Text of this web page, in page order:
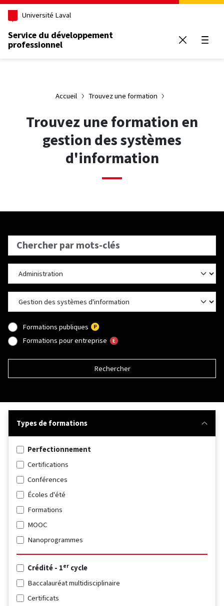
Aller au contenu principal
Université Laval
Service du développement
professionnel
Accueil Trouvez une formation
Trouvez une formation en
gestion des systèmes
d'information
Formations publiques
Formations pour entreprise
Rechercher
Types de formations
Perfectionnement
Certifications
Conférences
Écoles d'été
Formations
MOOC
Nanoprogrammes
Crédité - 1er cycle
Baccalauréat multidisciplinaire
Certificats